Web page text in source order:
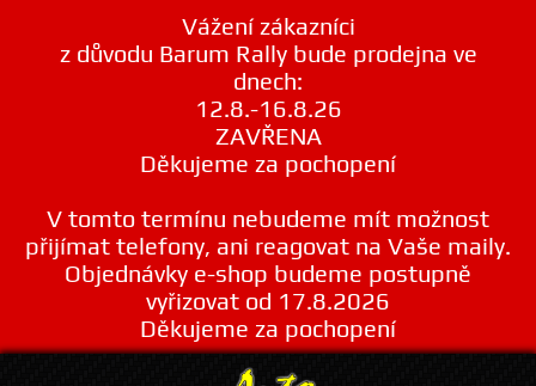
Vážení zákazníci
z důvodu Barum Rally bude prodejna ve
dnech:
12.8.-16.8.26
ZAVŘENA
Děkujeme za pochopení
V tomto termínu nebudeme mít možnost
přijímat telefony, ani reagovat na Vaše maily.
Objednávky e-shop budeme postupně
vyřizovat od 17.8.2026
Děkujeme za pochopení